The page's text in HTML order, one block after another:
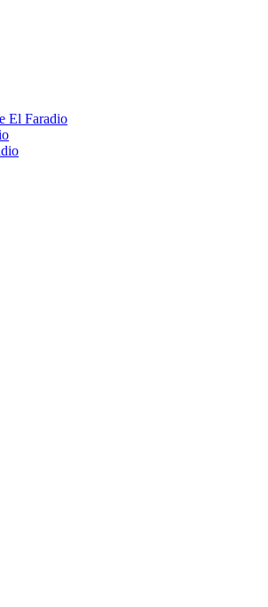
El Faradio